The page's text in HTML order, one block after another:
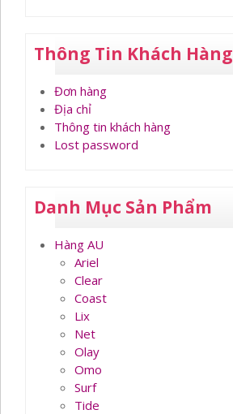
Thông Tin Khách Hàng
Đơn hàng
Địa chỉ
Thông tin khách hàng
Lost password
Danh Mục Sản Phẩm
Hàng AU
Ariel
Clear
Coast
Lix
Net
Olay
Omo
Surf
Tide